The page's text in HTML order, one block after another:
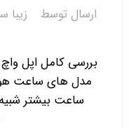
ارسال توسط زیبا
بررسی کامل اپل واچ
مدل های ساعت
ساعت بیشتر